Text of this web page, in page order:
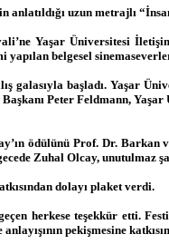
uzun metrajlı
Yaşar Üniversitesi
yapılan belgesel
başladı. Yaşar
Peter Feldmann,
ödülünü Prof. Dr.
Zuhal Olcay, unutulmaz
dolayı plaket verdi.
herkese teşekkür etti.
pekişmesine